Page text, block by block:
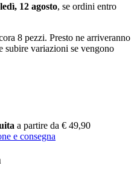
12 agosto, se ordini entro
8 pezzi. Presto ne arriveranno
subire variazioni se vengono
a partire da € 49,90
e consegna